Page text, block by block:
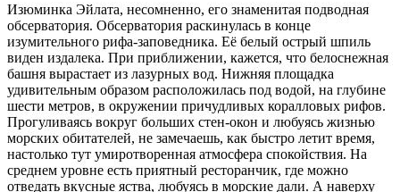
Изюминка Эйлата, несомненно, его знаменитая подводная
обсерватория. Обсерватория раскинулась в конце
изумительного рифа-заповедника. Её белый острый шпиль
виден издалека. При приближении, кажется, что белоснежная
башня вырастает из лазурных вод. Нижняя площадка
удивительным образом расположилась под водой, на глубине
шести метров, в окружении причудливых коралловых рифов.
Прогуливаясь вокруг больших стен-окон и любуясь жизнью
морских обитателей, не замечаешь, как быстро летит время,
настолько тут умиротворенная атмосфера спокойствия. На
среднем уровне есть приятный ресторанчик, где можно
отведать вкусные яства, любуясь в морские дали. А наверху